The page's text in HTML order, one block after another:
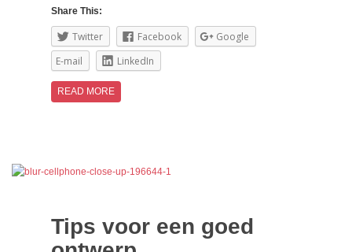
Share This:
Twitter Facebook
Google
E-mail
LinkedIn
READ MORE
Tips voor een goed